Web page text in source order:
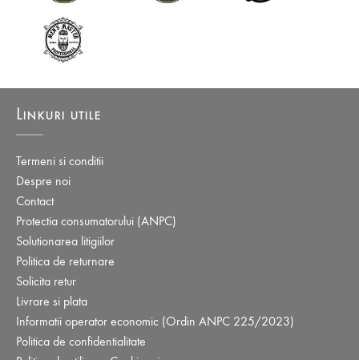
Linkuri utile
Termeni si conditii
Despre noi
Contact
Protectia consumatorului (ANPC)
Solutionarea litigiilor
Politica de returnare
Solicita retur
Livrare si plata
Informatii operator economic (Ordin ANPC 225/2023)
Politica de confidentialitate